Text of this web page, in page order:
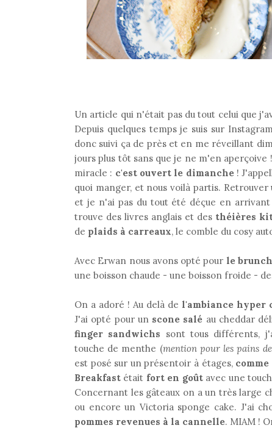
Un article qui n'était pas du tout celui que
Depuis quelques temps je suis sur
donc suivi ça de près et en me réveillant
jours plus tôt sans que je ne m'en
miracle : c'est ouvert le dimanche!
quoi manger, et nous voilà partis. Retrouver
et je n'ai pas du tout été déçue en
trouve des livres anglais et des théières
de plaids à carreaux, le comble du cosy
Avec Erwan nous avons opté pour le
une boisson chaude - une boisson froide -
On a adoré ! Au delà de l'ambiance hyper
J'ai opté pour un scone salé au cheddar
finger sandwichs sont tous différents,
touche de menthe (mention pour les pains
est posé sur un présentoir à étages,
Breakfast était fort en goûtavec une
Concernant les gâteaux on a un très large
ou encore un Victoria sponge cake. J'ai
pommes revenues à la cannelle. MIAM !